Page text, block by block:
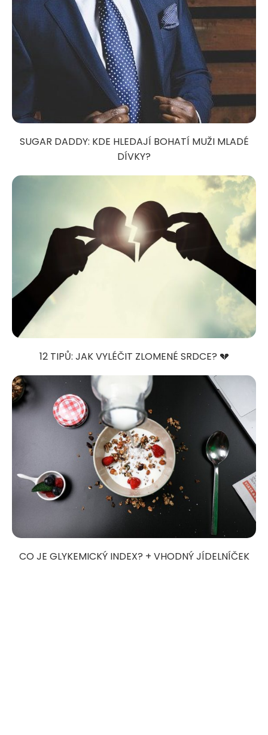
SUGAR DADDY: KDE HLEDAJÍ BOHATÍ MUŽI MLADÉ
DÍVKY?
12 TIPŮ: JAK VYLÉČIT ZLOMENÉ SRDCE? 💔
CO JE GLYKEMICKÝ INDEX? + VHODNÝ JÍDELNÍČEK